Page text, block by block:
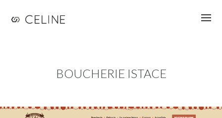
BOUCHERIE ISTACE